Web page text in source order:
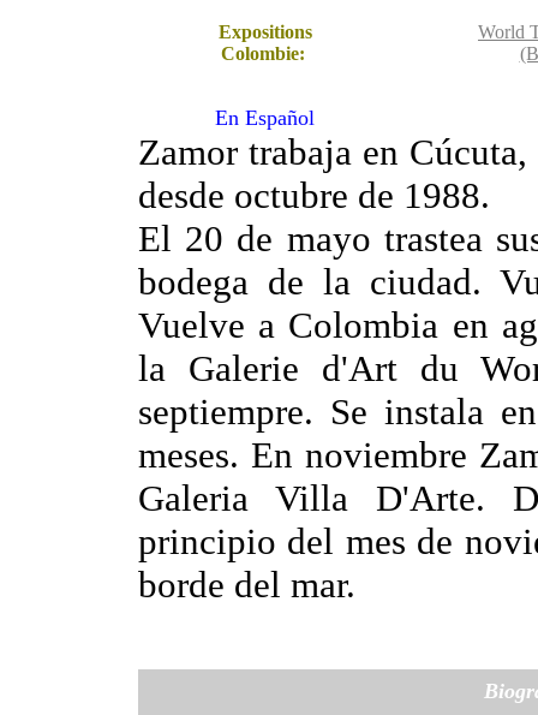
Expositions
Colombie:
World
En Español
Zamor trabaja en
desde octubre de 1988.
El 20 de mayo trastea
bodega de la ciudad.
Vuelve a Colombia en
la Galerie d'Art du
septiempre. Se instala
meses. En noviembre
Galeria Villa D'Arte.
principio del mes de
borde del mar.